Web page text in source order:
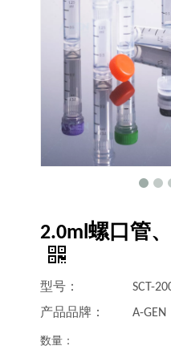
2.0ml螺口管
型号：
SCT-
产品品牌：
A-GEN
数量：